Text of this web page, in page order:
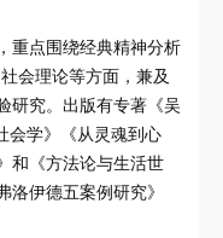
重点围绕经典精神分析
会理论等方面，兼及
研究。出版有专著《吴
会学》《从灵魂到心
和《方法论与生活世
伊德五案例研究》